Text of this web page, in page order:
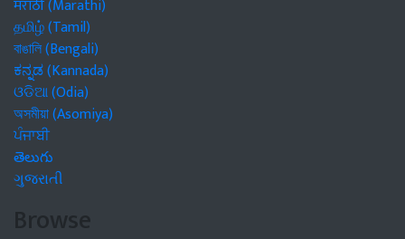
मराठी (Marathi)
தமிழ் (Tamil)
বাঙালি (Bengali)
ಕನ್ನಡ (Kannada)
ଓଡିଆ (Odia)
অসমীয়া (Asomiya)
ਪੰਜਾਬੀ
తెలుగు
ગુજરાતી
Browse